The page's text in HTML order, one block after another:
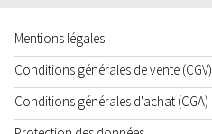
Mentions légales
Conditions générales de vente (CGV)
Conditions générales d'achat (CGA)